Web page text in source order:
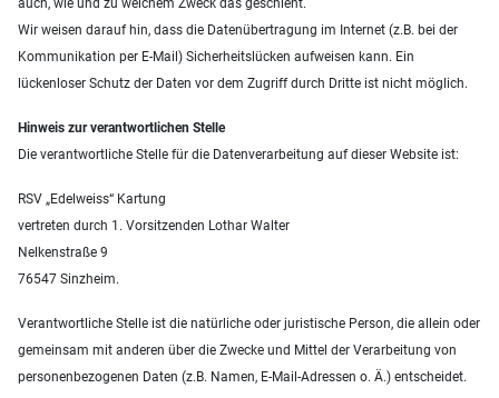
Wir weisen darauf hin, dass die Datenübertragung im Internet (z.B. bei der
Kommunikation per E-Mail) Sicherheitslücken aufweisen kann. Ein
lückenloser Schutz der Daten vor dem Zugriff durch Dritte ist nicht möglich.
Hinweis zur verantwortlichen Stelle
Die verantwortliche Stelle für die Datenverarbeitung auf dieser Website ist:
RSV „Edelweiss“ Kartung
vertreten durch 1. Vorsitzenden Lothar Walter
Nelkenstraße 9
76547 Sinzheim.
Verantwortliche Stelle ist die natürliche oder juristische Person, die allein oder
gemeinsam mit anderen über die Zwecke und Mittel der Verarbeitung von
personenbezogenen Daten (z.B. Namen, E-Mail-Adressen o. Ä.) entscheidet.